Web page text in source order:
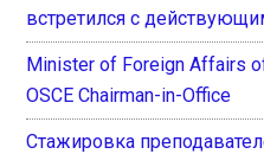
встретился с
Minister of Foreign Affairs
OSCE Chairman-in-Office
Стажировка